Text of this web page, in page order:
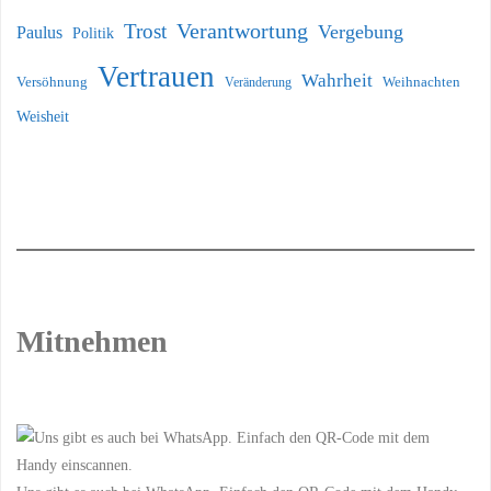
Paulus Politik Trost Verantwortung Vergebung
Versöhnung Vertrauen Veränderung Wahrheit Weihnachten
Weisheit
Mitnehmen